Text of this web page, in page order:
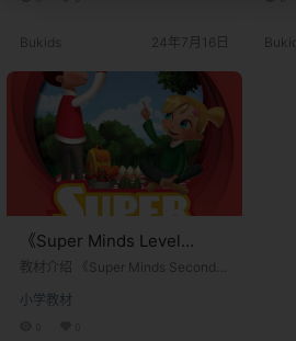
多彩的故事、互动活动和项目工
n》激发学生的学习兴趣，培养他们
的批判性思维和创造力。 出版社介
绍 剑桥大学出版社（Cambridge
Bukids 24年7月16日
多彩
《Super Minds Level
Starter》剑桥Super Minds
教材介绍 《Super Minds Second E
套多级别的英语教材系列，专为儿
小学教材